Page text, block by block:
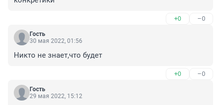
+0 –0
Гость
30 мая 2022, 01:56
Никто не знает,что будет
+0 –0
Гость
29 мая 2022, 15:12